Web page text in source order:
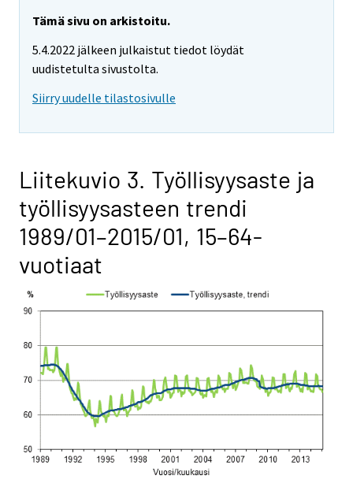
Tämä sivu on arkistoitu.
5.4.2022 jälkeen julkaistut tiedot löydät
uudistetulta sivustolta.
Siirry uudelle tilastosivulle
Liitekuvio 3. Työllisyysaste ja
työllisyysasteen trendi
1989/01–2015/01, 15–64-
vuotiaat